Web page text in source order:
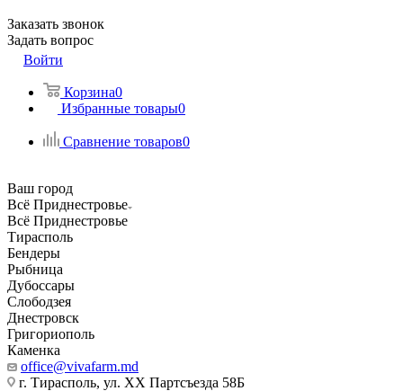
Заказать звонок
Задать вопрос
Войти
Корзина0
Избранные товары0
Сравнение товаров0
Ваш город
Всё Приднестровье
Всё Приднестровье
Тирасполь
Бендеры
Рыбница
Дубоссары
Слободзея
Днестровск
Григориополь
Каменка
office@vivafarm.md
г. Тирасполь, ул. ХХ Партсъезда 58Б